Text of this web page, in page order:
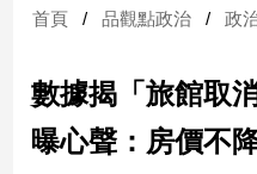
財
台
財
首頁 品觀點政治 政
數據揭「旅館取
曝心聲：房價不